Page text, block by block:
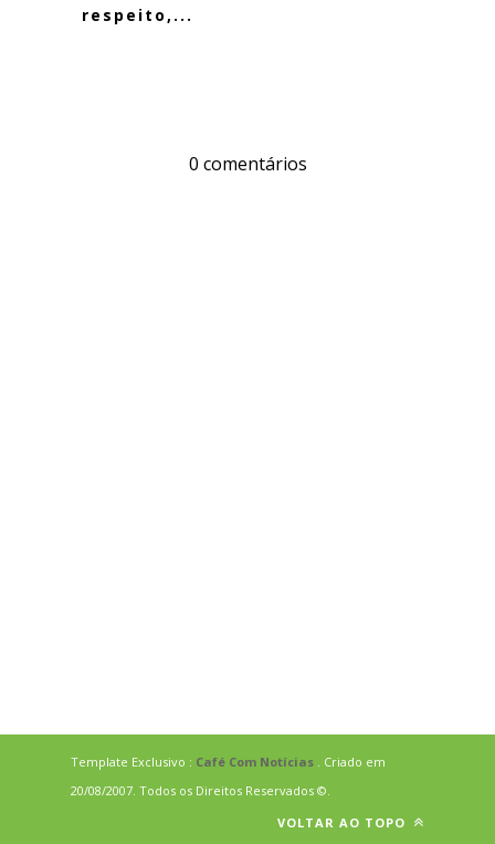
respeito,...
0 comentários
Template Exclusivo : Café Com Notícias . Criado em
20/08/2007. Todos os Direitos Reservados ©.
VOLTAR AO TOPO